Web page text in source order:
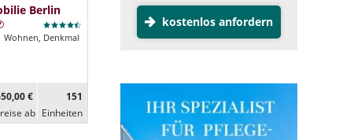
Berlin
Wohnen, Denkmal
€
ab
151
Ein­heiten
kostenlos anfordern